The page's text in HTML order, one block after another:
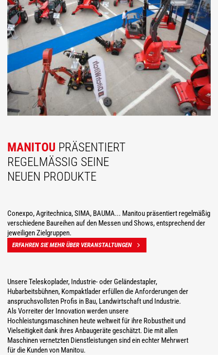
MANITOU PRÄSENTIERT
REGELMÄSSIG SEINE N
EUEN PRODUKTE
Conexpo, Agritechnica, SIMA, BAUMA... Manitou präsentiert regelmäßig
verschiedene Baureihen auf den Messen und Shows, entsprechend der
jeweiligen Zielgruppen.
ERFAHREN SIE MEHR ÜBER VERANSTALTUNGEN
Unsere Teleskoplader, Industrie- oder Geländestapler,
Hubarbeitsbühnen, Kompaktlader erfüllen die Anforderungen der
anspruchsvollsten Profis in Bau, Landwirtschaft und Industrie.
Als Vorreiter der Innovation werden unsere
Hochleistungsmaschinen heute weltweit für ihre Robustheit und
Vielseitigkeit dank ihres Anbaugeräte geschätzt. Die mit allen
Maschinen vernetzten Dienstleistungen sind ein echter Mehrwert
für die Kunden von Manitou.